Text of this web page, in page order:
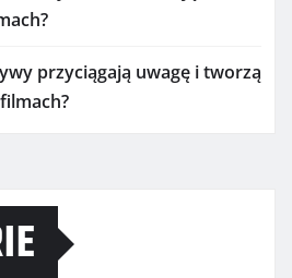
przyciągają uwagę i tworzą